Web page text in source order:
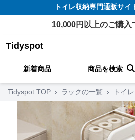
トイレ収納専門通販サイ
10,000円以上のご購入
Tidyspot
新着商品 商品を検索
Tidyspot TOP › ラックの一覧 › トイ